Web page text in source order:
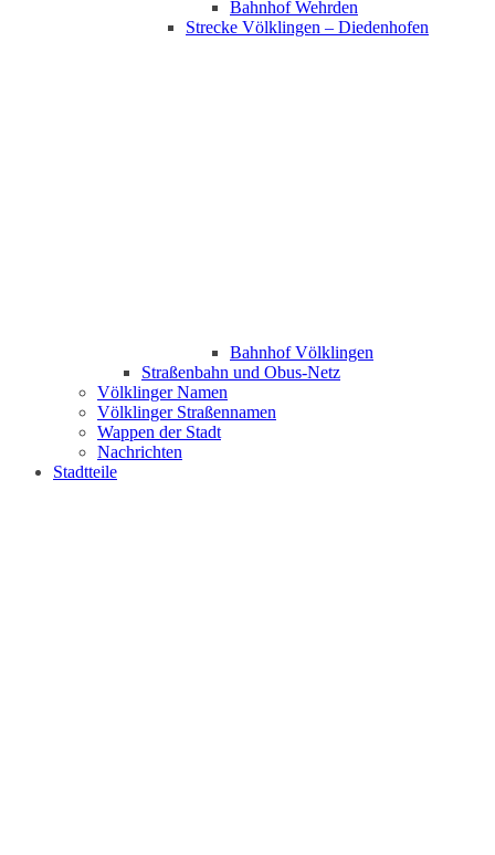
Bahnhof Wehrden
Strecke Völklingen – Diedenhofen
Bahnhof Völklingen
Straßenbahn und Obus-Netz
Völklinger Namen
Völklinger Straßennamen
Wappen der Stadt
Nachrichten
Stadtteile